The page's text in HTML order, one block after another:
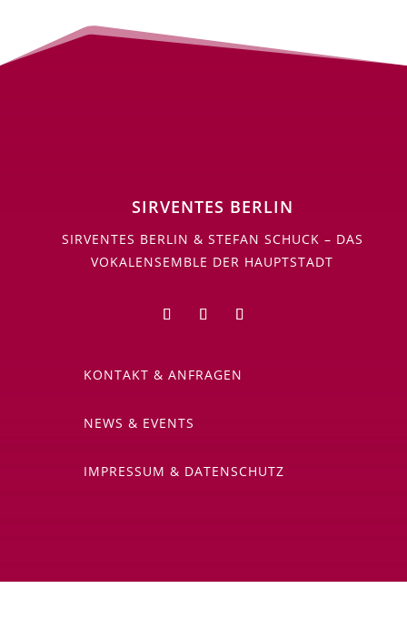
SIRVENTES BERLIN
SIRVENTES BERLIN & STEFAN SCHUCK – DAS
VOKALENSEMBLE DER HAUPTSTADT
KONTAKT & ANFRAGEN
NEWS & EVENTS
IMPRESSUM & DATENSCHUTZ